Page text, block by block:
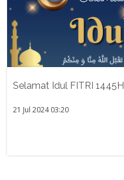
Selamat Idul FITRI 1445H
21 Jul 2024 03:20